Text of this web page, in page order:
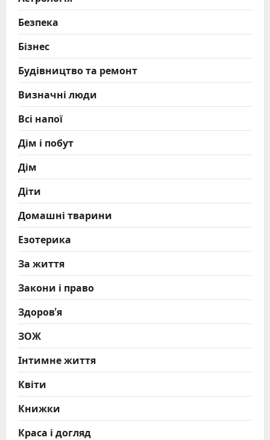
Безпека
Бізнес
Будівництво та ремонт
Визначні люди
Всі напої
Дім і побут
Дім
Діти
Домашні тварини
Езотерика
За життя
Закони і право
Здоров'я
ЗОЖ
Інтимне життя
Квіти
Книжки
Краса і догляд